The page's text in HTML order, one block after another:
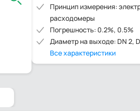
Принцип измерения:
расходомеры
Погрешность: 0.2%, 0.5%
Диаметр на выходе: DN 2,
Все характеристики